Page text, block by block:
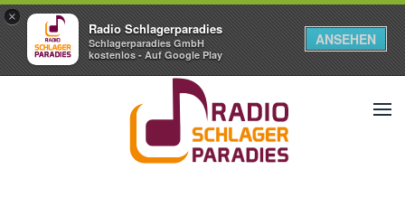
×
Radio Schlagerparadies
Schlagerparadies GmbH
kostenlos - Auf Google Play
ANSEHEN